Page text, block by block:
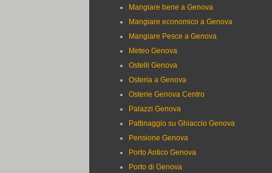
Mangiare bene a Genova
Mangiare economico a Genova
Mangiare Pesce a Genova
Meteo Genova
Ostelli Genova
Osteria a Genova
Osterie Genova Centro
Palazzi Genova
Pattinaggio su Ghiaccio Genova
Pensione Genova
Porto Antico Genova
Porto di Genova